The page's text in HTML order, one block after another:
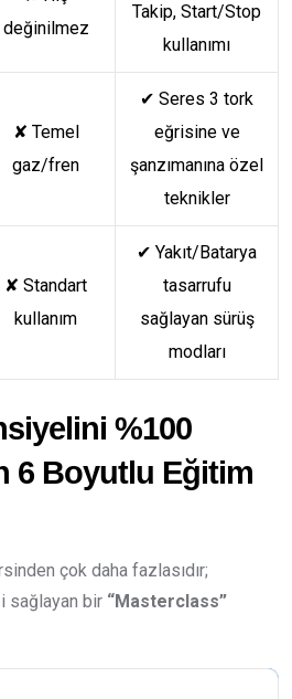
değinilmez
Takip, Start/Stop
kullanımı
✘ Temel
gaz/fren
✔ Seres 3 tork
eğrisine ve
şanzımanına özel
teknikler
✘ Standart
kullanım
✔ Yakıt/Batarya
tasarrufu
sağlayan sürüş
modları
%100
6 Boyutlu Eğitim
çok daha fazlasıdır;
sağlayan bir “Masterclass”